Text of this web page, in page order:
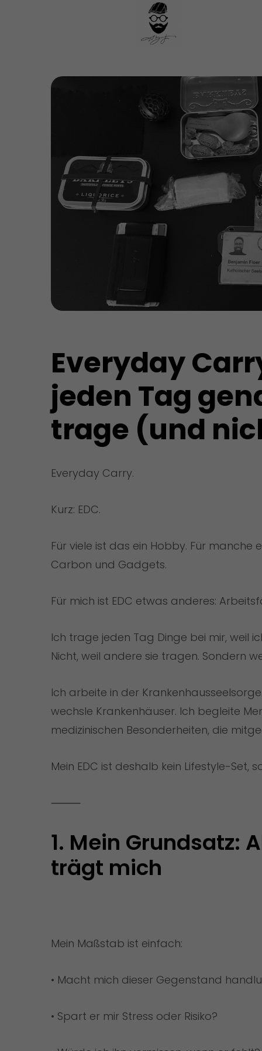
Everyday
jeden Tag
trage (und
Everyday Carry.
Kurz: EDC.
Für viele ist das ein Hobby. Für manche
Carbon und Gadgets.
Für mich ist EDC etwas anderes:
Ich trage jeden Tag Dinge bei mir, weil
Nicht, weil andere sie tragen. Sondern
Ich arbeite in der
wechsle Krankenhäuser. Ich begleite
medizinischen Besonderheiten, die
Mein EDC ist deshalb kein Lifestyle-Set,
⸻
1. Mein Grundsatz:
trägt mich
Mein Maßstab ist einfach:
• Macht mich dieser Gegenstand
• Spart er mir Stress oder Risiko?